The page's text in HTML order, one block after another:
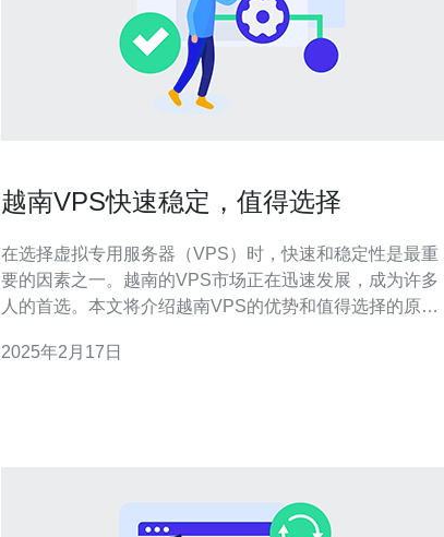
越南VPS快速稳定，值得选择
在选择虚拟专用服务器（VPS）时，快速和稳定性是最重
要的因素之一。越南的VPS市场正在迅速发展，成为许多
人的首选。本文将介绍越南VPS的优势和值得选择的原
南位于东南亚地区，与其他亚洲国家和欧洲之间的网络连
2025年2月17日